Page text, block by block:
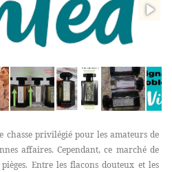
chasse privilégié pour les amateurs de
affaires. Cependant, ce marché de
Entre les flacons douteux et les